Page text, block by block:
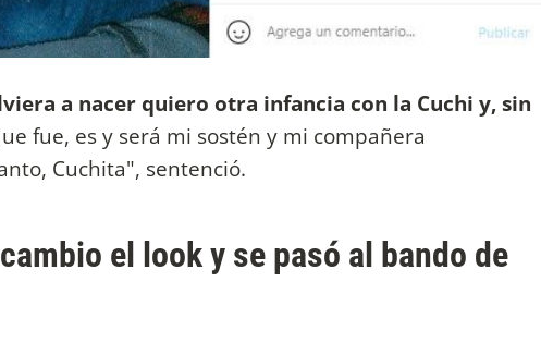
a nacer quiero otra infancia con la Cuchi y, sin
fue, es y será mi sostén y mi compañera
Cuchita", sentenció.
el look y se pasó al bando de